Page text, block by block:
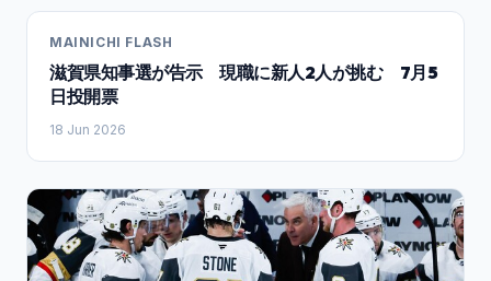
الميموني، وأحمد بنميمون، وأمينة المريني، ومحمد علي
الرباوي، وأحمد بركات وغيرهم، ممن مثلوا مختلف التيارات
وقصيدة النثر، فضلا عن انفتاح المهرجان على الشعر الأمازيغي
والإسباني والعربي والزجل. كما تميزت هذه التظاهرة الشعرية
العريقة بمقاربة أسئلة فكرية وجمالية عميقة تتصل بالإنتاج
محور الدورة الخامسة والثلاثين. ويتعلق الأمر برؤية فكرية
تسعى إلى استكشاف التحولات التي تعرفها الكتابة الشعرية
ومناهج قراءتها وتأويلها. وينسحب الأمر ذاته على دورات سابقة
رفعت شعارات وقضايا كبرى من قبيل “القصيدة المغربية.. إلى
أين؟” سنة 2011، و”الشعر المغربي وسؤال الأجناس” سنة
2015. يُذكر أن جمعية أصدقاء المعتمد تأسست سنة 1958،
MAINICHI FLASH
滋賀県知事選が告示 現職に新人2人が挑む 7月5
日投開票
18 Jun 2026